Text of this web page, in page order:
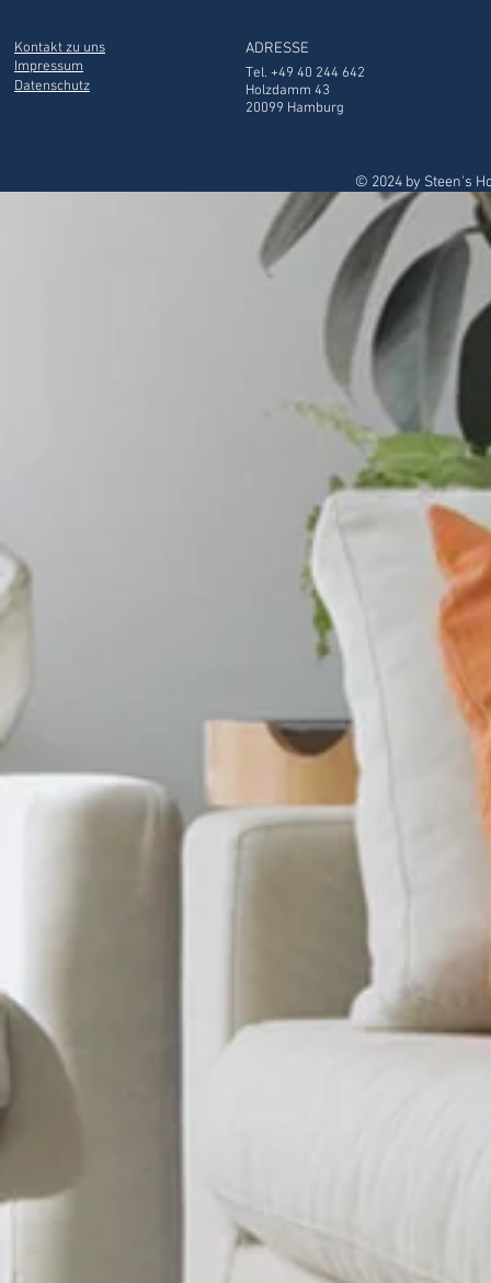
Kontakt zu uns
Impressum
Datenschutz
ADRESSE
Tel. +49 40 244 642
Holzdamm 43
20099 Hamburg
© 2024 by Steen's